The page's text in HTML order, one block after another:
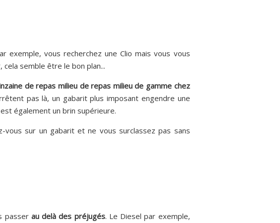
exemple, vous recherchez une Clio mais vous vous
semble être le bon plan...
de repas milieu de repas milieu de gamme chez
pas là, un gabarit plus imposant engendre une
également un brin supérieure.
vous sur un gabarit et ne vous surclassez pas sans
passer au delà des préjugés. Le Diesel par exemple,